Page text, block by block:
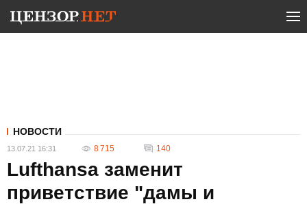
НОВОСТИ
13.07.21 16:31 8 715 140
Lufthansa заменит
приветствие "дамы и